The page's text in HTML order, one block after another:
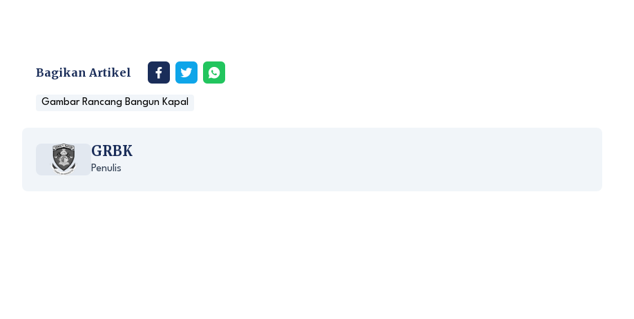
Bagikan Artikel
Gambar Rancang Bangun Kapal
GRBK
Penulis